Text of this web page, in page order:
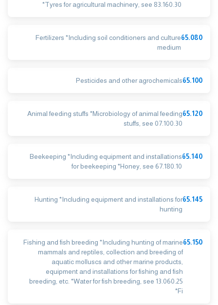
*Tyres for agricultural machinery, see 83.160.30
65.080
Fertilizers *Including soil conditioners and culture
medium
65.100
Pesticides and other agrochemicals
65.120
Animal feeding stuffs *Microbiology of animal feeding
stuffs, see 07.100.30
65.140
Beekeeping *Including equipment and installations
for beekeeping *Honey, see 67.180.10
65.145
Hunting *Including equipment and installations for
hunting
65.150
Fishing and fish breeding *Including hunting of marine
mammals and reptiles, collection and breeding of
aquatic molluscs and other marine products,
equipment and installations for fishing and fish
breeding, etc. *Water for fish breeding, see 13.060.25
*Fi